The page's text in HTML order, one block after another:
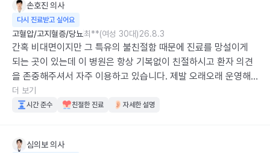
손호진 의사
다시 진료받고 싶어요
고혈압/고지혈증/당뇨최**(여성 30대)26.8.3
간혹 비대면이지만 그 특유의 불친절함 때문에 진료를 망설이게
되는 곳이 있는데 이 병원은 항상 기복없이 친절하시고 환자 의견
을 존중해주셔서 자주 이용하고 있습니다. 제발 오래오래 운영해
주세요!
더 보기
시간 준수 친절한 진료 자세한 설명
심의보 의사